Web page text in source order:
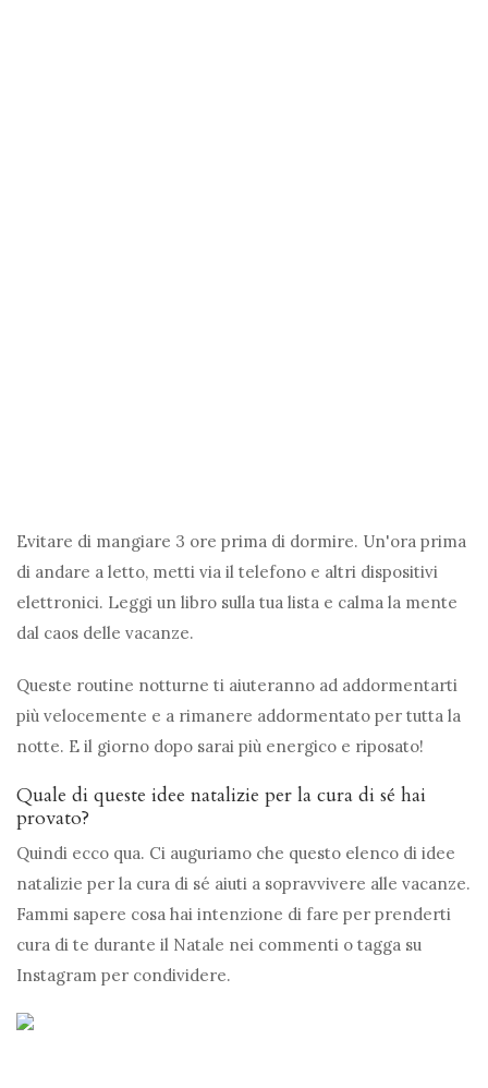
Evitare di mangiare 3 ore prima di dormire. Un'ora prima
di andare a letto, metti via il telefono e altri dispositivi
elettronici. Leggi un libro sulla tua lista e calma la mente
dal caos delle vacanze.
Queste routine notturne ti aiuteranno ad addormentarti
più velocemente e a rimanere addormentato per tutta la
notte. E il giorno dopo sarai più energico e riposato!
Quale di queste idee natalizie per la cura di sé hai
provato?
Quindi ecco qua. Ci auguriamo che questo elenco di idee
natalizie per la cura di sé aiuti a sopravvivere alle vacanze.
Fammi sapere cosa hai intenzione di fare per prenderti
cura di te durante il Natale nei commenti o tagga su
Instagram per condividere.